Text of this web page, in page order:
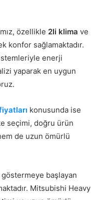
özellikle 2li klima ve
konfor sağlamaktadır.
enerji
yaparak en uygun
konusunda ise
seçimi, doğru ürün
de uzun ömürlü
başlayan
Mitsubishi Heavy